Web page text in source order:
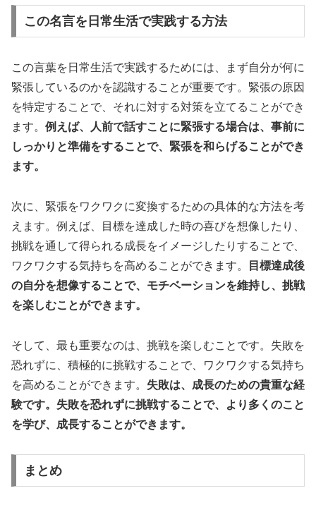
この名言を日常生活で実践する方法
この言葉を日常生活で実践するためには、まず自分が何に
緊張しているのかを認識することが重要です。緊張の原因
を特定することで、それに対する対策を立てることができ
ます。 例えば、人前で話すことに緊張する場合は、事前に
しっかりと準備をすることで、緊張を和らげることができ
ます。
次に、緊張をワクワクに変換するための具体的な方法を考
えます。例えば、目標を達成した時の喜びを想像したり、
挑戦を通して得られる成長をイメージしたりすることで、
ワクワクする気持ちを高めることができます。
目標達成後
の自分を想像することで、モチベーションを維持し、挑戦
を楽しむことができます。
そして、最も重要なのは、挑戦を楽しむことです。失敗を
恐れずに、積極的に挑戦することで、ワクワクする気持ち
を高めることができます。 失敗は、成長のための貴重な経
験です。失敗を恐れずに挑戦することで、より多くのこと
を学び、成長することができます。
まとめ